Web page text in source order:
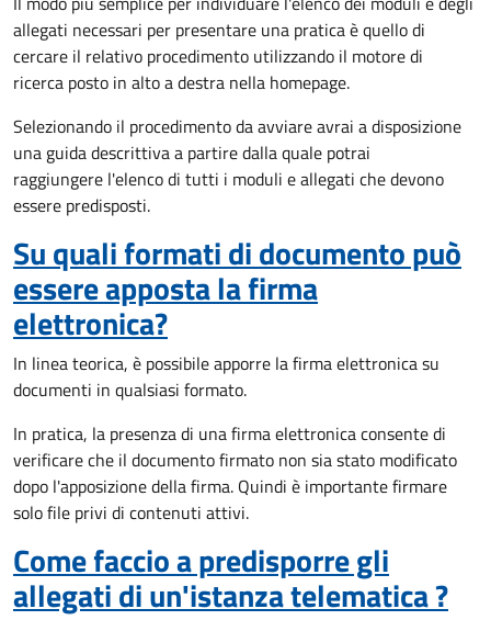
allegati necessari per presentare una pratica è quello di
cercare il relativo procedimento utilizzando il motore di
ricerca posto in alto a destra nella homepage.
Selezionando il procedimento da avviare avrai a disposizione
una guida descrittiva a partire dalla quale potrai
raggiungere l'elenco di tutti i moduli e allegati che devono
essere predisposti.
Su quali formati di documento può
essere apposta la firma
elettronica?
In linea teorica, è possibile apporre la firma elettronica su
documenti in qualsiasi formato.
In pratica, la presenza di una firma elettronica consente di
verificare che il documento firmato non sia stato modificato
dopo l'apposizione della firma. Quindi è importante firmare
solo file privi di contenuti attivi.
Come faccio a predisporre gli
allegati di un'istanza telematica ?